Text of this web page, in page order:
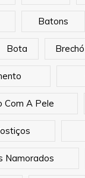
Batons
Bota Brechó
Com A Pele
Namorados